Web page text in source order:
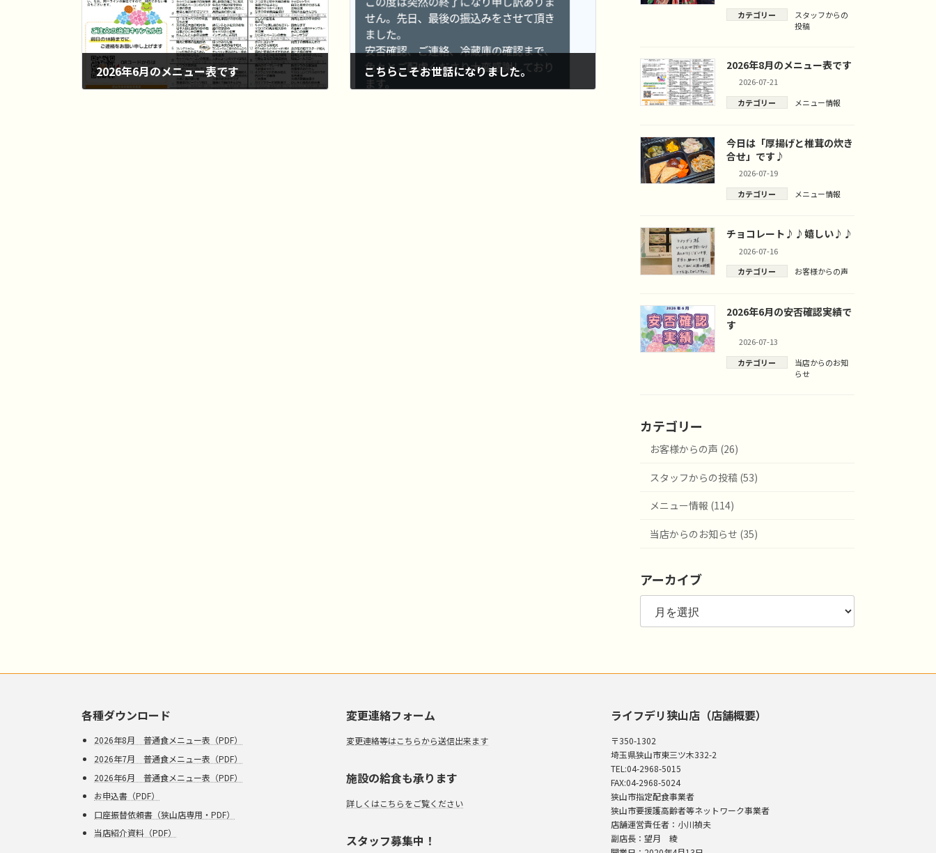
2026年6月のメニュー表です こちらこそお世話になりました。
カテゴリー
スタッフからの
投稿
2026年8月のメニュー表です
2026-07-21
カテゴリー
メニュー情報
今日は「厚揚げと椎茸の炊き
合せ」です♪
2026-07-19
カテゴリー
メニュー情報
チョコレート♪♪嬉しい♪♪
2026-07-16
カテゴリー
お客様からの声
2026年6月の安否確認実績で
す
2026-07-13
カテゴリー
当店からのお知
らせ
カテゴリー
お客様からの声 (26)
スタッフからの投稿 (53)
メニュー情報 (114)
当店からのお知らせ (35)
アーカイブ
ア
カ
各種ダウンロード
2026年8月 普通食メニュー表（PDF）
2026年7月 普通食メニュー表（PDF）
2026年6月 普通食メニュー表（PDF）
お申込書（PDF）
口座振替依頼書（狭山店専用・PDF）
当店紹介資料（PDF）
変更連絡フォーム
変更連絡等はこちらから送信出来ます
施設の給食も承ります
詳しくはこちらをご覧ください
スタッフ募集中！
ライフデリ狭山店（店舗概要）
〒350-1302
埼玉県狭山市東三ツ木332-2
TEL:04-2968-5015
FAX:04-2968-5024
狭山市指定配食事業者
狭山市要援護高齢者等ネットワーク事業者
店舗運営責任者：小川禎夫
副店長：望月 綾